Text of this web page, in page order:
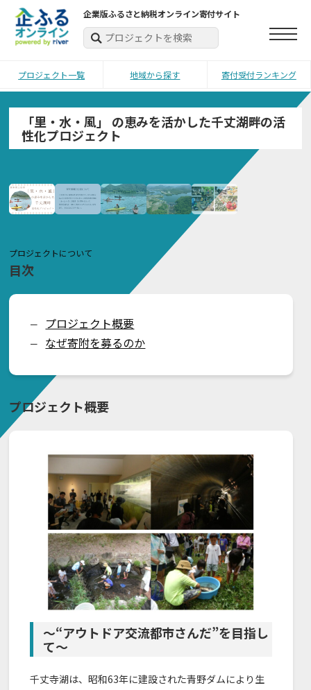
企業版ふるさと納税オンライン寄付サイト
プロジェクト一覧 地域から探す 寄付受付ランキング
「里・水・風」 の恵みを活かした千丈湖畔の活
性化プロジェクト
プロジェクトについて
目次
ー プロジェクト概要
ー なぜ寄附を募るのか
プロジェクト概要
～“アウトドア交流都市さんだ”を目指し
て～
千丈寺湖は、昭和63年に建設された青野ダムにより生